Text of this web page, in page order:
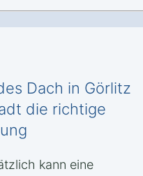
Dach in Görlitz
die richtige
kann eine